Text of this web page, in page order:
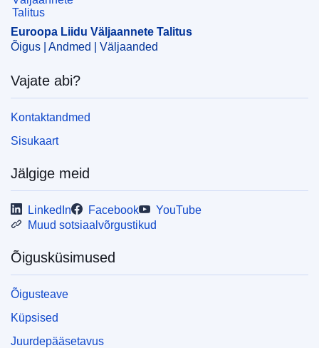
Euroopa Liidu Väljaannete Talitus
Õigus | Andmed | Väljaanded
Vajate abi?
Kontaktandmed
Sisukaart
Jälgige meid
LinkedIn Facebook
YouTube
Muud sotsiaalvõrgustikud
Õigusküsimused
Õigusteave
Küpsised
Juurdepääsetavus